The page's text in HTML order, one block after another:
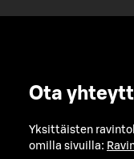
Ota
Yksittäisten
omilla sivuilla: